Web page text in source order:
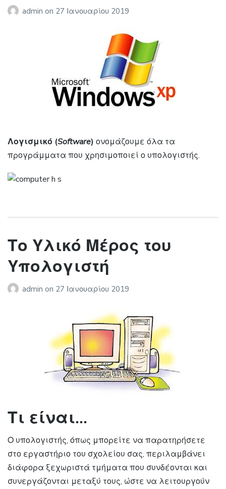
admin on 27 Ιανουαρίου 2019
Λογισμικό (Software) ονομάζουμε όλα τα
προγράμματα που χρησιμοποιεί ο υπολογιστής.
Το Υλικό Μέρος του
Υπολογιστή
admin on 27 Ιανουαρίου 2019
Τι είναι…
Ο υπολογιστής, όπως μπορείτε να παρατηρήσετε
στο εργαστήριο του σχολείου σας, περιλαμβάνει
διάφορα ξεχωριστά τμήματα που συνδέονται και
συνεργάζονται μεταξύ τους, ώστε να λειτουργούν